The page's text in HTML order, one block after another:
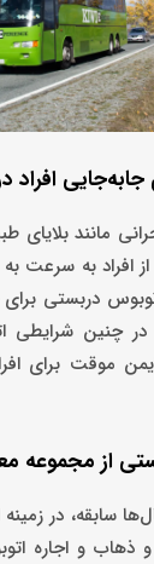
افراد
مانند بلایای
افراد به سرعت
دربستی
چنین شرایطی
موقت برای
از مجموعه
سابقه، در
ذهاب و اجاره